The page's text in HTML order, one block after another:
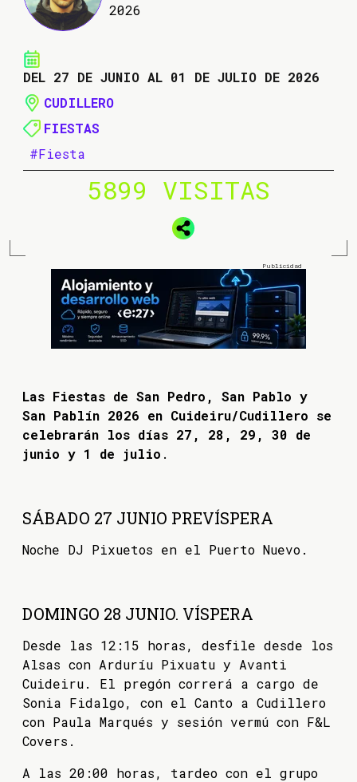
2026
DEL 27 DE JUNIO AL 01 DE JULIO DE 2026
CUDILLERO
FIESTAS
#Fiesta
5899 VISITAS
Las Fiestas de San Pedro, San Pablo y
San Pablín 2026 en Cuideiru/Cudillero se
celebrarán los días 27, 28, 29, 30 de
junio y 1 de julio .
SÁBADO 27 JUNIO PREVÍSPERA
Noche DJ Pixuetos en el Puerto Nuevo.
DOMINGO 28 JUNIO. VÍSPERA
Desde las 12:15 horas, desfile desde los
Alsas con Arduríu Pixuatu y Avanti
Cuideiru. El pregón correrá a cargo de
Sonia Fidalgo, con el Canto a Cudillero
con Paula Marqués y sesión vermú con F&L
Covers.
A las 20:00 horas, tardeo con el grupo